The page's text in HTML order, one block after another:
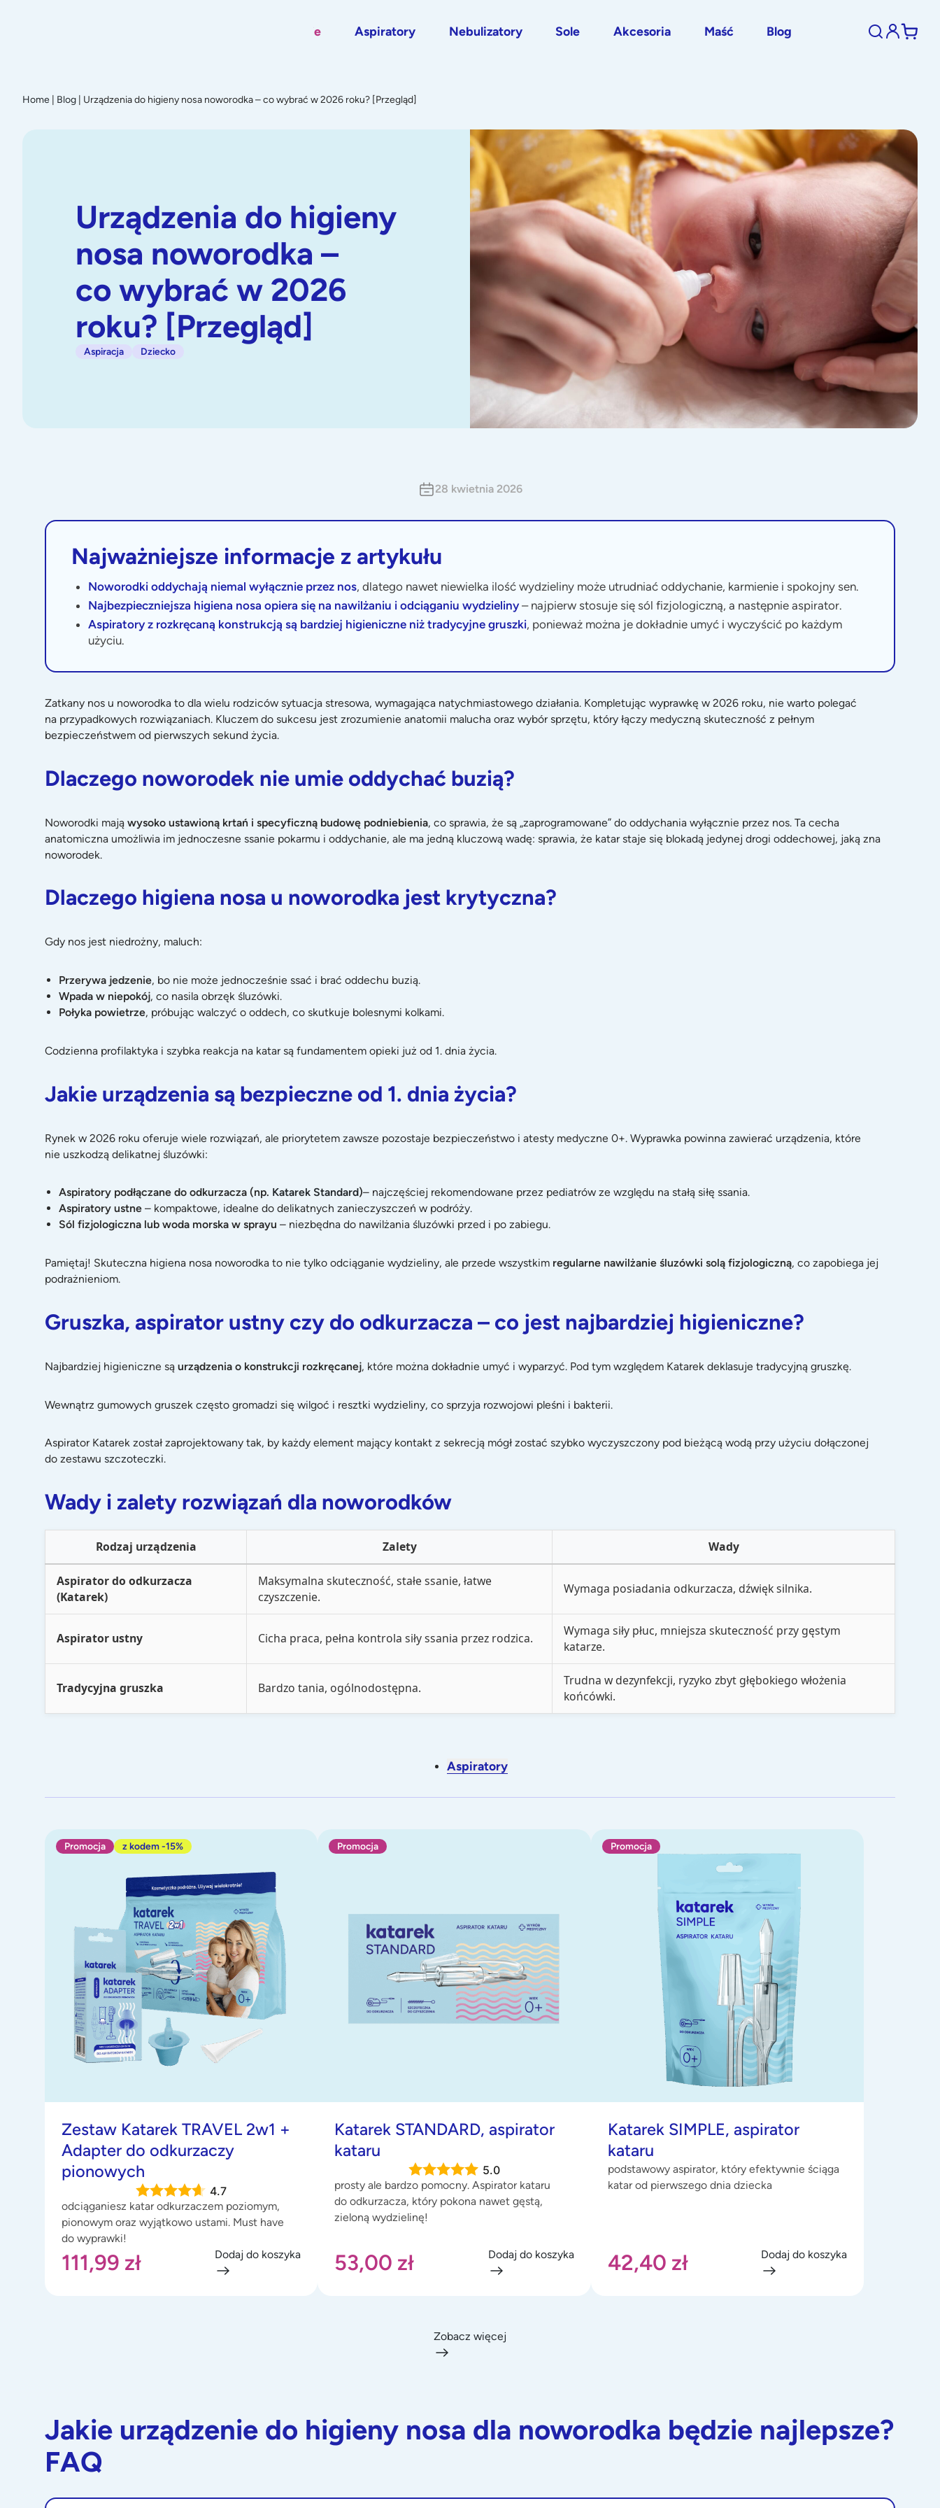
Promocje Aspiratory Nebulizatory Sole Akcesoria Maść Blog
Home Blog Urządzenia do higieny nosa noworodka – co wybrać w 2026 roku? [Przegląd]
Urządzenia do higieny
nosa noworodka –
co wybrać w 2026
roku? [Przegląd]
Aspiracja Dziecko
28 kwietnia 2026
Najważniejsze informacje z artykułu
Noworodki oddychają niemal wyłącznie przez nos, dlatego nawet niewielka ilość wydzieliny może utrudniać oddychanie, karmienie i spokojny sen.
Najbezpieczniejsza higiena nosa opiera się na nawilżaniu i odciąganiu wydzieliny– najpierw stosuje się sól fizjologiczną, a następnie aspirator.
Aspiratory z rozkręcaną konstrukcją są bardziej higieniczne niż tradycyjne gruszki, ponieważ można je dokładnie umyć i wyczyścić po każdym
użyciu.
Zatkany nos u noworodka to dla wielu rodziców sytuacja stresowa, wymagająca natychmiastowego działania. Kompletując wyprawkę w 2026 roku, nie warto polegać
na przypadkowych rozwiązaniach. Kluczem do sukcesu jest zrozumienie anatomii malucha oraz wybór sprzętu, który łączy medyczną skuteczność z pełnym
bezpieczeństwem od pierwszych sekund życia.
Dlaczego noworodek nie umie oddychać buzią?
Noworodki mają wysoko ustawioną krtań i specyficzną budowę podniebienia, co sprawia, że są „zaprogramowane” do oddychania wyłącznie przez nos. Ta cecha
anatomiczna umożliwia im jednoczesne ssanie pokarmu i oddychanie, ale ma jedną kluczową wadę: sprawia, że katar staje się blokadą jedynej drogi oddechowej, jaką zna
noworodek.
Dlaczego higiena nosa u noworodka jest krytyczna?
Gdy nos jest niedrożny, maluch:
Przerywa jedzenie, bo nie może jednocześnie ssać i brać oddechu buzią.
Wpada w niepokój, co nasila obrzęk śluzówki.
Połyka powietrze, próbując walczyć o oddech, co skutkuje bolesnymi kolkami.
Codzienna profilaktyka i szybka reakcja na katar są fundamentem opieki już od 1. dnia życia.
Jakie urządzenia są bezpieczne od 1. dnia życia?
Rynek w 2026 roku oferuje wiele rozwiązań, ale priorytetem zawsze pozostaje bezpieczeństwo i atesty medyczne 0+. Wyprawka powinna zawierać urządzenia, które
nie uszkodzą delikatnej śluzówki:
Aspiratory podłączane do odkurzacza (np. Katarek Standard)– najczęściej rekomendowane przez pediatrów ze względu na stałą siłę ssania.
Aspiratory ustne – kompaktowe, idealne do delikatnych zanieczyszczeń w podróży.
Sól fizjologiczna lub woda morska w sprayu – niezbędna do nawilżania śluzówki przed i po zabiegu.
Pamiętaj! Skuteczna higiena nosa noworodka to nie tylko odciąganie wydzieliny, ale przede wszystkim regularne nawilżanie śluzówki solą fizjologiczną, co zapobiega jej
podrażnieniom.
Gruszka, aspirator ustny czy do odkurzacza – co jest najbardziej higieniczne?
Najbardziej higieniczne są urządzenia o konstrukcji rozkręcanej, które można dokładnie umyć i wyparzyć. Pod tym względem Katarek deklasuje tradycyjną gruszkę.
Wewnątrz gumowych gruszek często gromadzi się wilgoć i resztki wydzieliny, co sprzyja rozwojowi pleśni i bakterii.
Aspirator Katarek został zaprojektowany tak, by każdy element mający kontakt z sekrecją mógł zostać szybko wyczyszczony pod bieżącą wodą przy użyciu dołączonej
do zestawu szczoteczki.
Wady i zalety rozwiązań dla noworodków
Rodzaj urządzenia Zalety Wady
Aspirator do odkurzacza
(Katarek)
Maksymalna skuteczność, stałe ssanie, łatwe
czyszczenie.
Wymaga posiadania odkurzacza, dźwięk silnika.
Aspirator ustny Cicha praca, pełna kontrola siły ssania przez rodzica.
Wymaga siły płuc, mniejsza skuteczność przy gęstym
katarze.
Tradycyjna gruszka Bardzo tania, ogólnodostępna.
Trudna w dezynfekcji, ryzyko zbyt głębokiego włożenia
końcówki.
Aspiratory
Promocja z kodem -15%
Zestaw Katarek TRAVEL 2w1 + Adapter do odkurzaczy pionowych
Zestaw Katarek TRAVEL 2w1 +
Adapter do odkurzaczy
pionowych
4.7
odciąganiesz katar odkurzaczem poziomym,
pionowym oraz wyjątkowo ustami. Must have
do wyprawki!
111,99 zł Dodaj do koszyka
Promocja
Katarek STANDARD, aspirator kataru
Katarek STANDARD, aspirator
kataru
5.0
prosty ale bardzo pomocny. Aspirator kataru
do odkurzacza, który pokona nawet gęstą,
zieloną wydzielinę!
53,00 zł Dodaj do koszyka
Promocja
Katarek SIMPLE, aspirator kataru
Katarek SIMPLE, aspirator
kataru
podstawowy aspirator, który efektywnie ściąga
katar od pierwszego dnia dziecka
42,40 zł Dodaj do koszyka
Zobacz więcej
Jakie urządzenie do higieny nosa dla noworodka będzie najlepsze?
FAQ